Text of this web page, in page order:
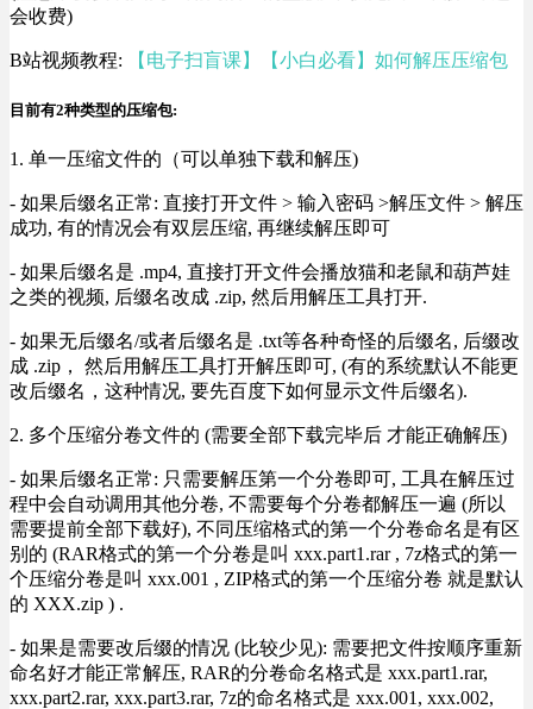
会收费)
B站视频教程: 【电子扫盲课】【小白必看】如何解压压缩包
目前有2种类型的压缩包:
1. 单一压缩文件的（可以单独下载和解压)
- 如果后缀名正常: 直接打开文件 > 输入密码 >解压文件 > 解压
成功, 有的情况会有双层压缩, 再继续解压即可
- 如果后缀名是 .mp4, 直接打开文件会播放猫和老鼠和葫芦娃
之类的视频, 后缀名改成 .zip, 然后用解压工具打开.
- 如果无后缀名/或者后缀名是 .txt等各种奇怪的后缀名, 后缀改
成 .zip， 然后用解压工具打开解压即可, (有的系统默认不能更
改后缀名，这种情况, 要先百度下如何显示文件后缀名).
2. 多个压缩分卷文件的 (需要全部下载完毕后 才能正确解压)
- 如果后缀名正常: 只需要解压第一个分卷即可, 工具在解压过
程中会自动调用其他分卷, 不需要每个分卷都解压一遍 (所以
需要提前全部下载好), 不同压缩格式的第一个分卷命名是有区
别的 (RAR格式的第一个分卷是叫 xxx.part1.rar , 7z格式的第一
个压缩分卷是叫 xxx.001 , ZIP格式的第一个压缩分卷 就是默认
的 XXX.zip ) .
- 如果是需要改后缀的情况 (比较少见): 需要把文件按顺序重新
命名好才能正常解压, RAR的分卷命名格式是 xxx.part1.rar,
xxx.part2.rar, xxx.part3.rar, 7z的命名格式是 xxx.001, xxx.002,